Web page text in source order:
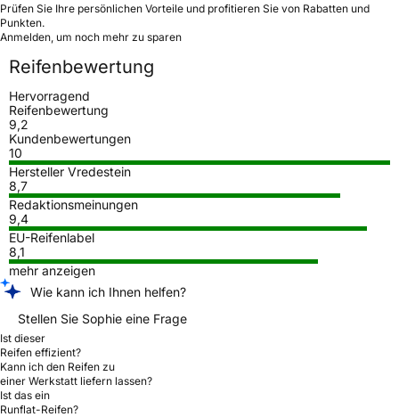
Prüfen Sie Ihre persönlichen Vorteile und profitieren Sie von Rabatten und
Punkten.
Anmelden, um noch mehr zu sparen
Reifenbewertung
Hervorragend
Reifenbewertung
9,2
Kundenbewertungen
10
Hersteller Vredestein
8,7
Redaktionsmeinungen
9,4
EU-Reifenlabel
8,1
mehr anzeigen
Wie kann ich Ihnen helfen?
Stellen Sie Sophie eine Frage
Ist dieser
Reifen effizient?
Kann ich den Reifen zu
einer Werkstatt liefern lassen?
Ist das ein
Runflat-Reifen?